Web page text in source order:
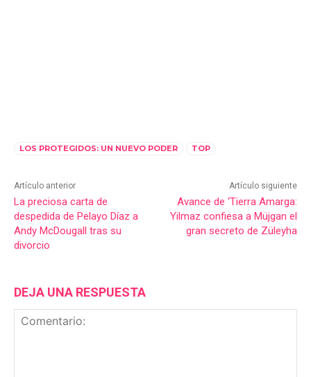
LOS PROTEGIDOS: UN NUEVO PODER TOP
Artículo anterior
La preciosa carta de
despedida de Pelayo Díaz a
Andy McDougall tras su
divorcio
Artículo siguiente
Avance de ‘Tierra Amarga:
Yilmaz confiesa a Müjgan el
gran secreto de Züleyha
DEJA UNA RESPUESTA